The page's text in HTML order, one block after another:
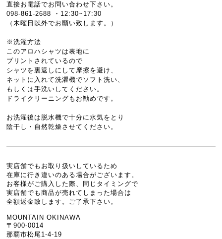
直接お電話でお問い合わせ下さい。
098-861-2688 ・12:30~17:30
（木曜日以外でお願い致します。）
※洗濯方法
このアロハシャツは表地に
プリントされているので
シャツを裏返しにして摩擦を避け、
ネットに入れて洗濯機でソフト洗い、
もしくは手洗いしてください。
ドライクリーニングもお勧めです。
お洗濯後は脱水機で十分に水気をとり
陰干し・自然乾燥させてください。
実店舗でもお取り扱いしているため
在庫に行き違いのある場合がございます。
お客様がご購入した際、同じタイミングで
実店舗でも商品が売れてしまった場合は
全額返金致します。ご了承下さい。
MOUNTAIN OKINAWA
〒900-0014
那覇市松尾1-4-19